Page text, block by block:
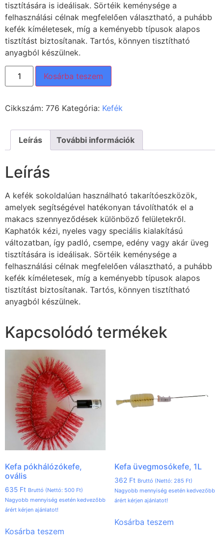
tisztítására is ideálisak. Sörtéik keménysége a
felhasználási célnak megfelelően választható, a puhább
kefék kíméletesek, míg a keményebb típusok alapos
tisztítást biztosítanak. Tartós, könnyen tisztítható
anyagból készülnek.
Kosárba teszem
Cikkszám: 776 Kategória: Kefék
Leírás További információk
Leírás
A kefék sokoldalúan használható takarítóeszközök,
amelyek segítségével hatékonyan távolíthatók el a
makacs szennyeződések különböző felületekről.
Kaphatók kézi, nyeles vagy speciális kialakítású
változatban, így padló, csempe, edény vagy akár üveg
tisztítására is ideálisak. Sörtéik keménysége a
felhasználási célnak megfelelően választható, a puhább
kefék kíméletesek, míg a keményebb típusok alapos
tisztítást biztosítanak. Tartós, könnyen tisztítható
anyagból készülnek.
Kapcsolódó termékek
Kefa pókhálózókefe,
ovális
635 Ft Bruttó (Nettó: 500 Ft)
Nagyobb mennyiség esetén kedvezőbb
árért kérjen ajánlatot!
Kosárba teszem
Kefa üvegmosókefe, 1L
362 Ft Bruttó (Nettó: 285 Ft)
Nagyobb mennyiség esetén kedvezőbb
árért kérjen ajánlatot!
Kosárba teszem